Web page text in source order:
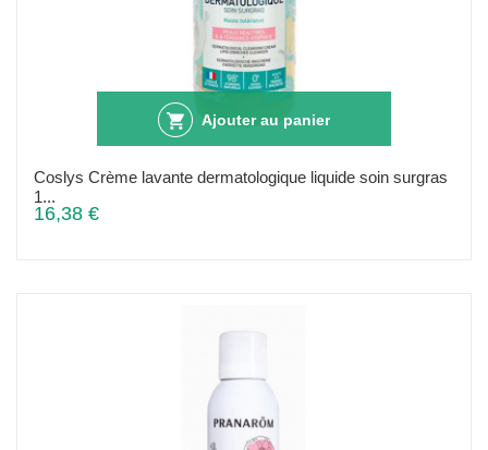
Ajouter au panier
Coslys Crème lavante dermatologique liquide soin surgras
1...
16,38 €